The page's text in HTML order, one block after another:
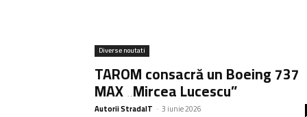
Diverse noutati
TAROM consacră un Boeing 737
MAX „Mircea Lucescu”
Autorii StradaIT - 3 iunie 2026